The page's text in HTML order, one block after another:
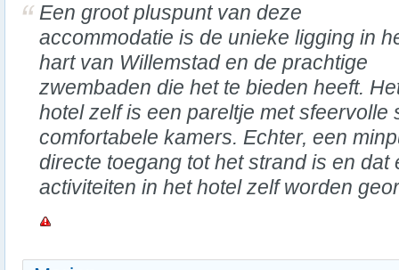
Een groot pluspunt van deze
accommodatie is de unieke ligging in
hart van Willemstad en de prachtige
zwembaden die het te bieden heeft.
hotel zelf is een pareltje met sfeervolle
comfortabele kamers. Echter, een
directe toegang tot het strand is en dat
activiteiten in het hotel zelf worden